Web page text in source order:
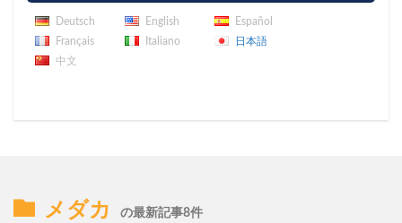
Deutsch English
Español
Français
Italiano
日本語
中文
メダカ の最新記事8件